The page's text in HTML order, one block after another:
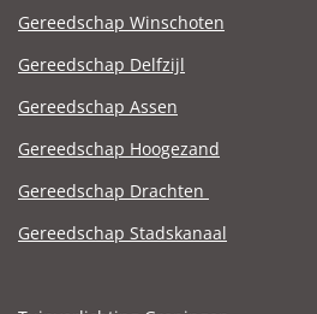
Gereedschap Winschoten
Gereedschap Delfzijl
Gereedschap Assen
Gereedschap Hoogezand
Gereedschap Drachten
Gereedschap Stadskanaal